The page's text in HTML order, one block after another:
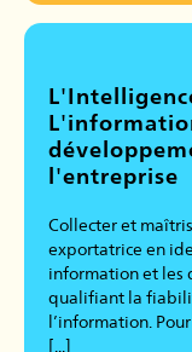
l'entreprise
Collecter et
exportatrice en
information et les
qualifiant la
l’information.
[...]